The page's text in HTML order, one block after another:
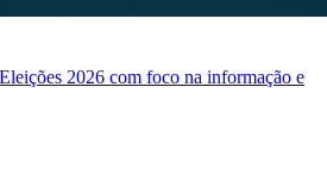
2026 com foco na informação e